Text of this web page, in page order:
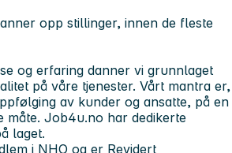
opp stillinger, innen de fleste
og erfaring danner vi grunnlaget
på våre tjenester. Vårt mantra er,
av kunder og ansatte, på en
måte. Job4u.no har dedikerte
laget.
i NHO og er Revidert